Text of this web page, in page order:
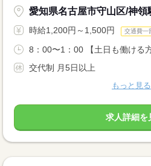
愛知県名古屋市守山区/神領
時給1,200円～1,500円 交通費一
8：00〜1：00 【土日も働ける
交代制 月5日以上
もっと見る
求人詳細を